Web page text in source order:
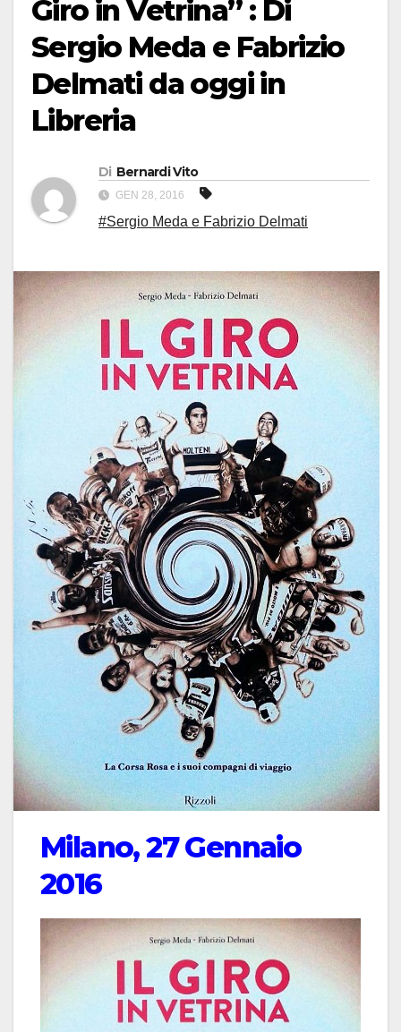
Giro in Vetrina” : Di
Sergio Meda e Fabrizio
Delmati da oggi in
Libreria
Di Bernardi Vito
GEN 28, 2016
#Sergio Meda e Fabrizio Delmati
Milano, 27 Gennaio
2016